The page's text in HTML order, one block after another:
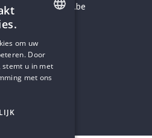
DUTCH
om uw
Door
stemt u in met
met ons